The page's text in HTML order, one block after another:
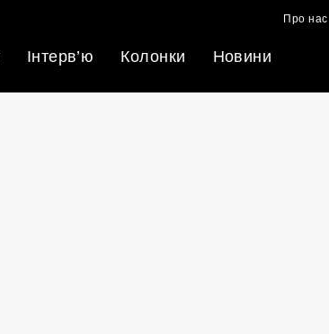
Про нас
Інтерв’ю Колонки Новини